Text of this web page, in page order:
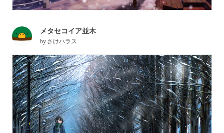
メタセコイア並木
by さけハラス